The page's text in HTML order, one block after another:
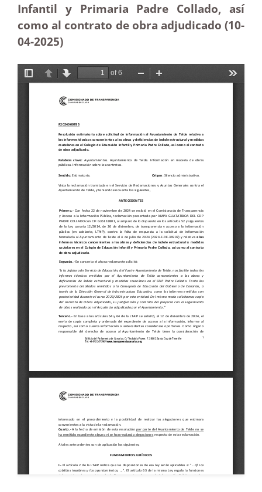
Infantil y Primaria Padre Collado, así
como al contrato de obra adjudicado (10-
04-2025)